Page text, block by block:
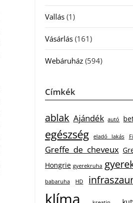
Vallás(1)
Vásárlás(161)
Webáruház(594)
Címkék
ablak Ajándék autó
egészség eladó lakás
Greffe de cheveux
Hongrie gyerekruha
babaruha HD
klíma